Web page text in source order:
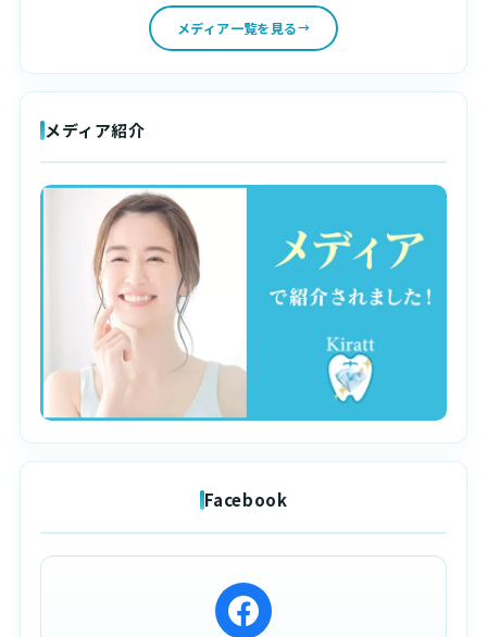
メディア一覧を見る
メディア紹介
Facebook